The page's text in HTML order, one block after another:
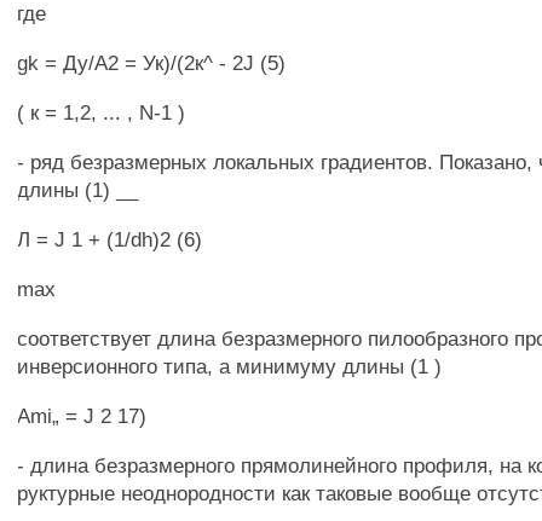
где
gk = Ду/А2 = Ук)/(2к^ - 2J (5)
( к = 1,2, ... , N-1 )
- ряд безразмерных локальных градиентов.
длины (1) __
Л = J 1 + (1/dh)2 (6)
max
соответствует длина безразмерного пилообразного
инверсионного типа, а минимуму длины (1 )
Ami„ = J 2 17)
- длина безразмерного прямолинейного профиля, на
руктурные неоднородности как таковые вообще